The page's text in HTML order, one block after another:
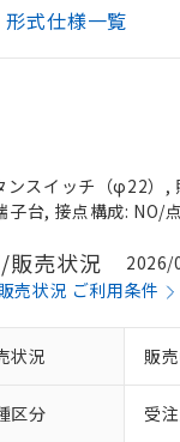
式仕様一覧
ンスイッチ（φ22）,
子台, 接点構成: NO/
販売状況
2026/
売状況 ご利用条件
状況 販
区分 受